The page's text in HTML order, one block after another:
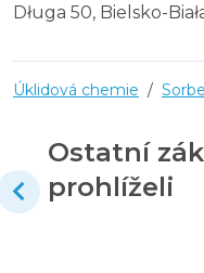
Długa 50, Bielsko-
Úklidová chemie /
Ostatní
prohlíželi